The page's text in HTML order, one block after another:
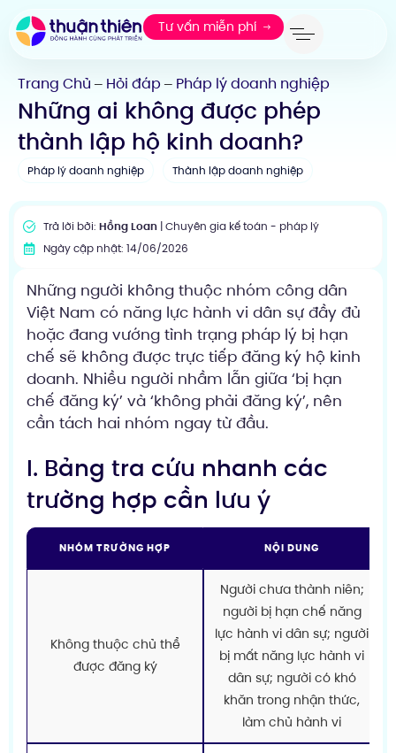
Tư vấn miễn phí
Trang Chủ — Hỏi đáp — Pháp lý doanh nghiệp
Những ai không được phép
thành lập hộ kinh doanh?
Pháp lý doanh nghiệp Thành lập doanh nghiệp
Trả lời bởi: Hồng Loan| Chuyên gia kế toán - pháp lý
Ngày cập nhật: 14/06/2026
Những người không thuộc nhóm công dân
Việt Nam có năng lực hành vi dân sự đầy đủ
hoặc đang vướng tình trạng pháp lý bị hạn
chế sẽ không được trực tiếp đăng ký hộ kinh
doanh. Nhiều người nhầm lẫn giữa ‘bị hạn
chế đăng ký’ và ‘không phải đăng ký’, nên
cần tách hai nhóm ngay từ đầu.
I. Bảng tra cứu nhanh các
trường hợp cần lưu ý
NHÓM TRƯỜNG HỢP NỘI DUNG
Không thuộc chủ thể
được đăng ký
Người chưa thành niên;
người bị hạn chế năng
lực hành vi dân sự; người
bị mất năng lực hành vi
dân sự; người có khó
khăn trong nhận thức,
làm chủ hành vi